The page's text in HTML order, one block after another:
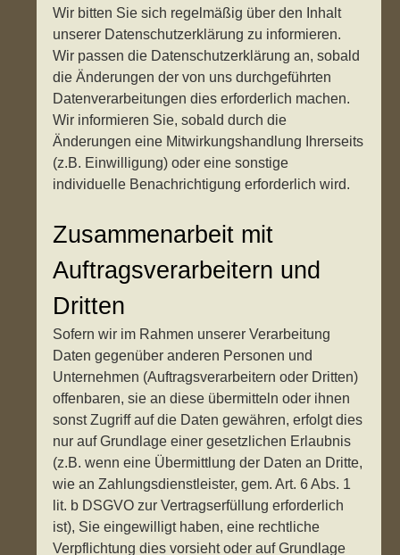
Wir bitten Sie sich regelmäßig über den Inhalt
unserer Datenschutzerklärung zu informieren.
Wir passen die Datenschutzerklärung an, sobald
die Änderungen der von uns durchgeführten
Datenverarbeitungen dies erforderlich machen.
Wir informieren Sie, sobald durch die
Änderungen eine Mitwirkungshandlung Ihrerseits
(z.B. Einwilligung) oder eine sonstige
individuelle Benachrichtigung erforderlich wird.
Zusammenarbeit mit
Auftragsverarbeitern und
Dritten
Sofern wir im Rahmen unserer Verarbeitung
Daten gegenüber anderen Personen und
Unternehmen (Auftragsverarbeitern oder Dritten)
offenbaren, sie an diese übermitteln oder ihnen
sonst Zugriff auf die Daten gewähren, erfolgt dies
nur auf Grundlage einer gesetzlichen Erlaubnis
(z.B. wenn eine Übermittlung der Daten an Dritte,
wie an Zahlungsdienstleister, gem. Art. 6 Abs. 1
lit. b DSGVO zur Vertragserfüllung erforderlich
ist), Sie eingewilligt haben, eine rechtliche
Verpflichtung dies vorsieht oder auf Grundlage